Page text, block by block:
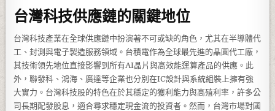
台灣科技供應鏈的關鍵地位
台灣科技產業在全球供應鏈中扮演著不可或缺的角色，尤其在半導體代
工、封測與電子製造服務領域。台積電作為全球最先進的晶圓代工廠，
其技術領先地位直接影響到所有AI晶片與高效能運算產品的供應。此
外，聯發科、鴻海、廣達等企業也分別在IC設計與系統組裝上擁有強
大實力。台灣科技股的特色在於其穩定的獲利能力與高殖利率，許多公
司長期配發股息，適合尋求穩定現金流的投資者。然而，台灣市場對國